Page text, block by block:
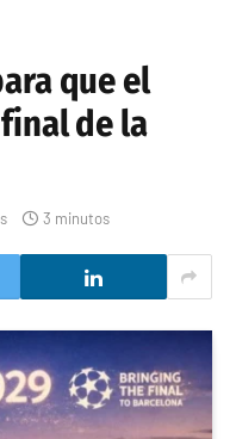
que el
de la
3 minutos